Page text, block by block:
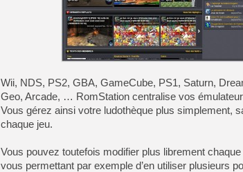
Wii, NDS, PS2, GBA, GameCube, PS1, Saturn,
Geo, Arcade, … RomStation centralise vos
Vous gérez ainsi votre ludothèque plus simplement,
chaque jeu.
Vous pouvez toutefois modifier plus librement
vous permettant par exemple d’en utiliser plusieurs